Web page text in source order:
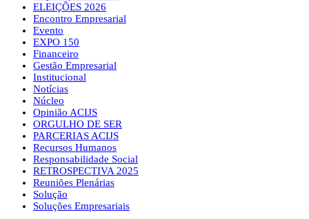
ELEIÇÕES 2026
Encontro Empresarial
Evento
EXPO 150
Financeiro
Gestão Empresarial
Institucional
Notícias
Núcleo
Opinião ACIJS
ORGULHO DE SER
PARCERIAS ACIJS
Recursos Humanos
Responsabilidade Social
RETROSPECTIVA 2025
Reuniões Plenárias
Solução
Soluções Empresariais